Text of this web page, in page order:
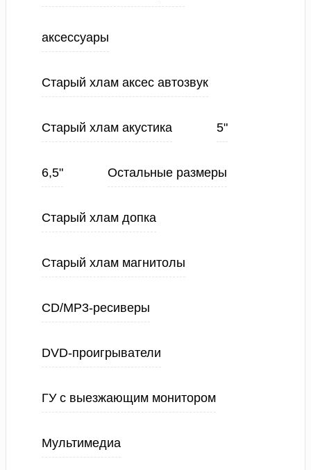
аксессуары
Старый хлам аксес автозвук
Старый хлам акустика 5"
6,5" Остальные размеры
Старый хлам допка
Старый хлам магнитолы
CD/MP3-ресиверы
DVD-проигрыватели
ГУ с выезжающим монитором
Мультимедиа